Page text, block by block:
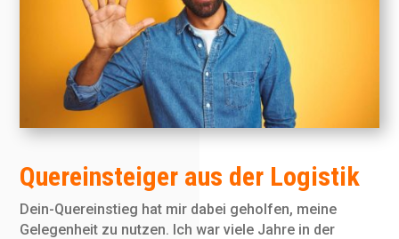
Quereinsteiger aus der Logistik
Dein-Quereinstieg hat mir dabei geholfen, meine
Gelegenheit zu nutzen. Ich war viele Jahre in der